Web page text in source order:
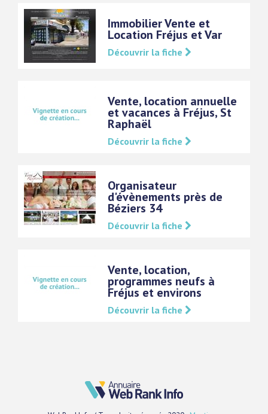
Immobilier Vente et
Location Fréjus et Var
Découvrir la fiche
Vente, location annuelle
et vacances à Fréjus, St
Raphaël
Découvrir la fiche
Organisateur
d'évènements près de
Béziers 34
Découvrir la fiche
Vente, location,
programmes neufs à
Fréjus et environs
Découvrir la fiche